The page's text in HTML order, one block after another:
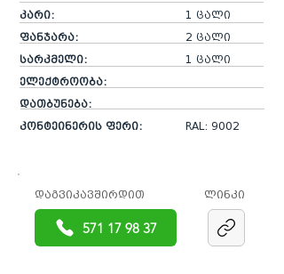
კარი:
ფანჯარა:
სარკმელი:
ელექტროობა:
დათბუნება:
კონტეინერის ფერი:
1 ცალი
2 ცალი
1 ცალი
RAL: 9002​
დაგვიკავშირდით ლინკი
571 17 98 37